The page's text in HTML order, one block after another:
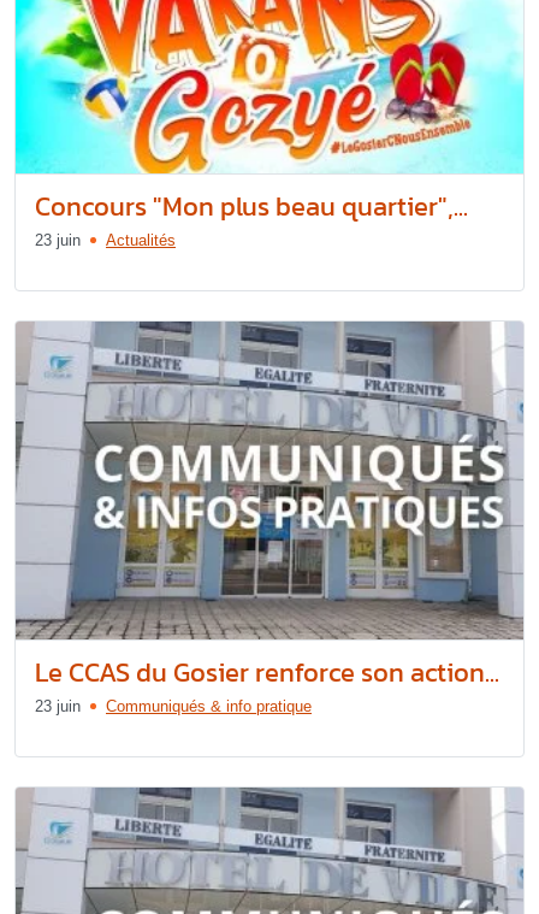
Concours "Mon plus beau quartier",...
23 juin Actualités
Le CCAS du Gosier renforce son action...
23 juin Communiqués & info pratique